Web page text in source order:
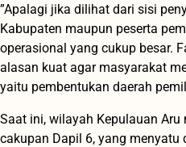
”Apalagi jika dilihat dari sisi
Kabupaten maupun peserta
operasional yang cukup besar.
alasan kuat agar masyarakat
yaitu pembentukan daerah
Saat ini, wilayah Kepulauan
cakupan Dapil 6, yang menyatu